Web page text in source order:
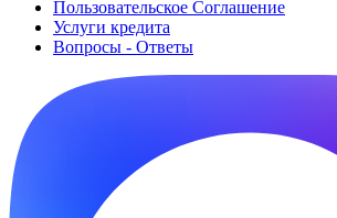
Пользовательское Cоглашение
Услуги кредита
Вопросы - Ответы